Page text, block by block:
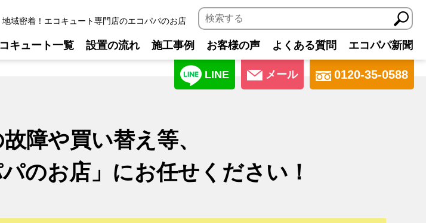
地域密着！エコキュート専門店のエコパパのお店
キュート一覧 設置の流れ 施工事例 お客様の声 よくある質問 エコパパ新聞
LINE メール 0120-35-0588
障や買い替え等、
パのお店」にお任せください！